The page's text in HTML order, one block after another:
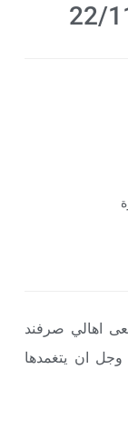
اهالي صرفند
وجل ان يتغمدها